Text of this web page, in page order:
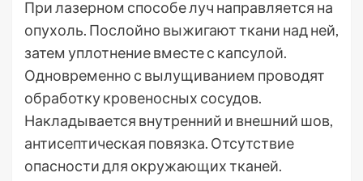
При лазерном способе луч направляется на
опухоль. Послойно выжигают ткани над ней,
затем уплотнение вместе с капсулой.
Одновременно с вылущиванием проводят
обработку кровеносных сосудов.
Накладывается внутренний и внешний шов,
антисептическая повязка. Отсутствие
опасности для окружающих тканей.